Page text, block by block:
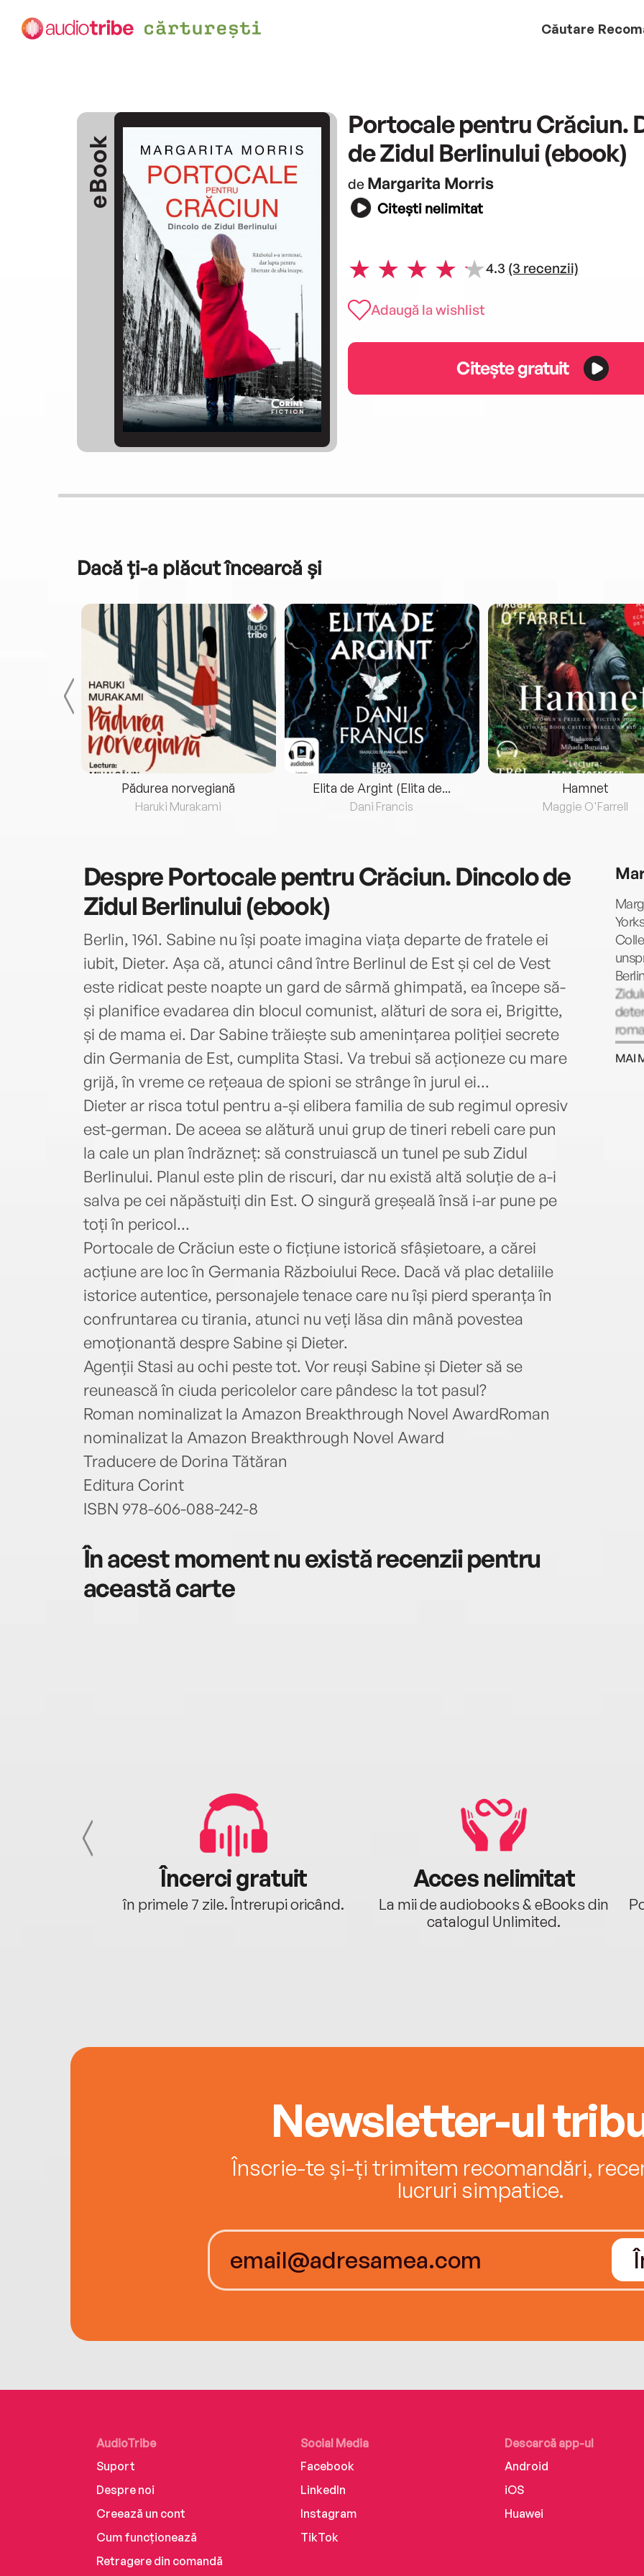
Căutare
eBook
Portocale pentru Crăciun.
de Zidul Berlinului (ebook)
de Margarita Morris
Citești nelimitat
4.3 (3 recenzii)
Adaugă la wishlist
Citește gratuit
Dacă ți-a plăcut încearcă și
Pădurea norvegiană
Haruki Murakami
Elita de Argint (Elita de...
Dani Francis
Hamnet
Maggie O'Farrell
DesprePortocale pentru Crăciun. Dincolo de
Zidul Berlinului (ebook)
Berlin, 1961. Sabine nu își poate imagina viața departe de fratele ei
iubit, Dieter. Așa că, atunci când între Berlinul de Est și cel de Vest
este ridicat peste noapte un gard de sârmă ghimpată, ea începe să-
și planifice evadarea din blocul comunist, alături de sora ei, Brigitte,
și de mama ei. Dar Sabine trăiește sub amenințarea poliției secrete
din Germania de Est, cumplita Stasi. Va trebui să acționeze cu mare
grijă, în vreme ce rețeaua de spioni se strânge în jurul ei...
Dieter ar risca totul pentru a-și elibera familia de sub regimul opresiv
est-german. De aceea se alătură unui grup de tineri rebeli care pun
la cale un plan îndrăzneț: să construiască un tunel pe sub Zidul
Berlinului. Planul este plin de riscuri, dar nu există altă soluție de a-i
salva pe cei năpăstuiți din Est. O singură greșeală însă i-ar pune pe
toți în pericol...
Portocale de Crăciun este o ficțiune istorică sfâșietoare, a cărei
acțiune are loc în Germania Războiului Rece. Dacă vă plac detaliile
istorice autentice, personajele tenace care nu își pierd speranța în
confruntarea cu tirania, atunci nu veți lăsa din mână povestea
emoționantă despre Sabine și Dieter.
Agenții Stasi au ochi peste tot. Vor reuși Sabine și Dieter să se
reunească în ciuda pericolelor care pândesc la tot pasul?
Roman nominalizat la Amazon Breakthrough Novel AwardRoman
nominalizat la Amazon Breakthrough Novel Award
Traducere de Dorina Tătăran
Editura Corint
ISBN 978-606-088-242-8
În acest moment nu există recenzii pentru
această carte
pe
MAI
Încerci gratuit
în primele 7 zile. Întrerupi oricând.
Acces nelimitat
La mii de audiobooks & eBooks din
catalogul Unlimited.
Newsletter-ul
Înscrie-te și-ți trimitem recomandări,
lucruri simpatice.
AudioTribe
Suport
Despre noi
Creează un cont
Cum funcționează
Retragere din comandă
Social Media
Facebook
LinkedIn
Instagram
TikTok
Descarcă app-ul
Android
iOS
Huawei